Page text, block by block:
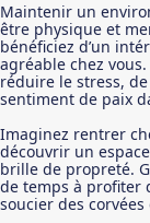
Maintenir un
être physique et
bénéficiez d’un
agréable chez
réduire le stress,
sentiment de paix
Imaginez rentrer
découvrir un
brille de propreté.
de temps à profiter
soucier des